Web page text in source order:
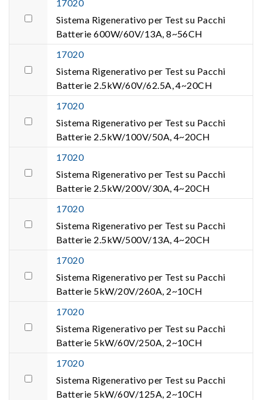
17020
Sistema Rigenerativo per Test su Pacchi
Batterie 600W/60V/13A, 8~56CH
17020
Sistema Rigenerativo per Test su Pacchi
Batterie 2.5kW/60V/62.5A, 4~20CH
17020
Sistema Rigenerativo per Test su Pacchi
Batterie 2.5kW/100V/50A, 4~20CH
17020
Sistema Rigenerativo per Test su Pacchi
Batterie 2.5kW/200V/30A, 4~20CH
17020
Sistema Rigenerativo per Test su Pacchi
Batterie 2.5kW/500V/13A, 4~20CH
17020
Sistema Rigenerativo per Test su Pacchi
Batterie 5kW/20V/260A, 2~10CH
17020
Sistema Rigenerativo per Test su Pacchi
Batterie 5kW/60V/250A, 2~10CH
17020
Sistema Rigenerativo per Test su Pacchi
Batterie 5kW/60V/125A, 2~10CH